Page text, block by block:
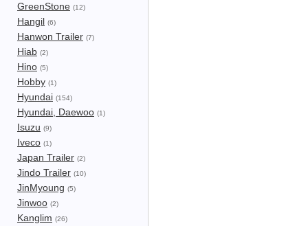
GreenStone (12)
Hangil (6)
Hanwon Trailer (7)
Hiab (2)
Hino (5)
Hobby (1)
Hyundai (154)
Hyundai, Daewoo (1)
Isuzu (9)
Iveco (1)
Japan Trailer (2)
Jindo Trailer (10)
JinMyoung (5)
Jinwoo (2)
Kanglim (26)